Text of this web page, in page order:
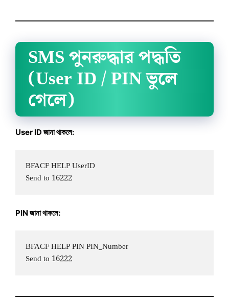
SMS পুনরুদ্ধার পদ্ধতি
(User ID / PIN ভুলে
গেলে)
User ID জানা থাকলে:
BFACF HELP UserID
PIN জানা থাকলে:
BFACF HELP PIN PIN_Number